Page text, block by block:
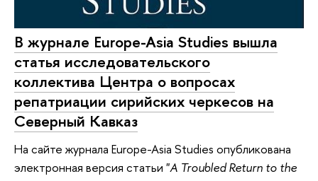
В журнале Europe-Asia Studies вышла
статья исследовательского
коллектива Центра о вопросах
репатриации сирийских черкесов на
Северный Кавказ
На сайте журнала Europe-Asia Studies опубликована
электронная версия статьи "A Troubled Return to the